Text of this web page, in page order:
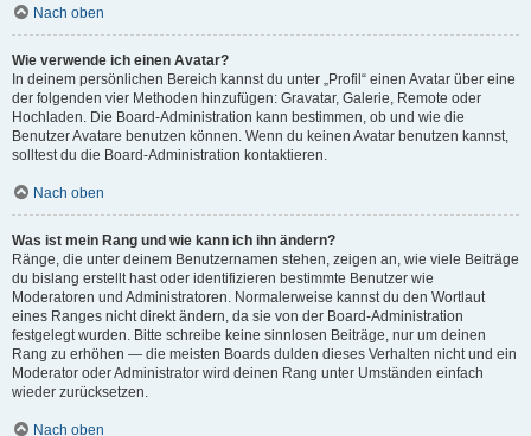
Nach oben
Wie verwende ich einen Avatar?
In deinem persönlichen Bereich kannst du unter „Profil“ einen Avatar über eine
der folgenden vier Methoden hinzufügen: Gravatar, Galerie, Remote oder
Hochladen. Die Board-Administration kann bestimmen, ob und wie die
Benutzer Avatare benutzen können. Wenn du keinen Avatar benutzen kannst,
solltest du die Board-Administration kontaktieren.
Nach oben
Was ist mein Rang und wie kann ich ihn ändern?
Ränge, die unter deinem Benutzernamen stehen, zeigen an, wie viele Beiträge
du bislang erstellt hast oder identifizieren bestimmte Benutzer wie
Moderatoren und Administratoren. Normalerweise kannst du den Wortlaut
eines Ranges nicht direkt ändern, da sie von der Board-Administration
festgelegt wurden. Bitte schreibe keine sinnlosen Beiträge, nur um deinen
Rang zu erhöhen — die meisten Boards dulden dieses Verhalten nicht und ein
Moderator oder Administrator wird deinen Rang unter Umständen einfach
wieder zurücksetzen.
Nach oben